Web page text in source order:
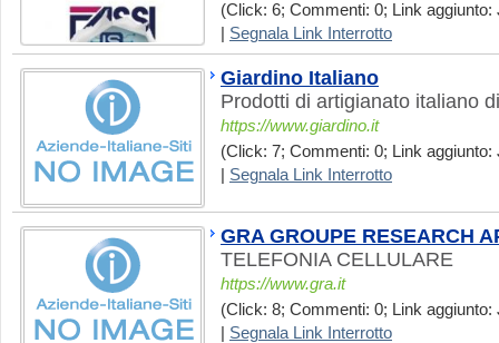
(Click: 6; Commenti: 0; Link aggiunto:
Segnala Link Interrotto
Giardino Italiano
Prodotti di artigianato italiano
https://www.giardino.it
(Click: 7; Commenti: 0; Link aggiunto:
Segnala Link Interrotto
GRA GROUPE RESEARCH
TELEFONIA CELLULARE
https://www.gra.it
(Click: 8; Commenti: 0; Link aggiunto:
Segnala Link Interrotto